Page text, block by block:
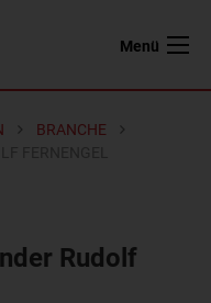
Menü
BRANCHE
Rudolf